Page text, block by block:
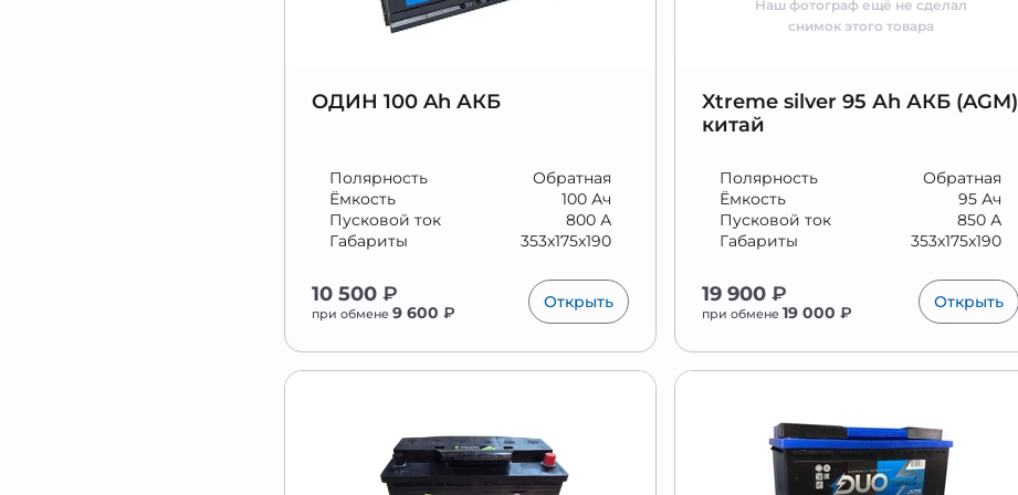
ОДИН 100 Ah АКБ
Обратная
Полярность
100 Ач
Ёмкость
800 А
Пусковой ток
353x175x190
Габариты
10 500₽
при обмене9 600₽
Открыть
Наш фотограф ещё не сделал
снимок этого товара
Xtreme silver 95 Аh АКБ (AGM)
китай
Обратная
Полярность
95 Ач
Ёмкость
850 А
Пусковой ток
353x175x190
Габариты
19 900₽
при обмене19 000₽
Открыть